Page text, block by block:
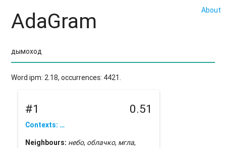
About
AdaGram
Word ipm: 2.18, occurrences: 4421.
#1 0.51
Contexts: …
Neighbours: небо, облачко, мгла,